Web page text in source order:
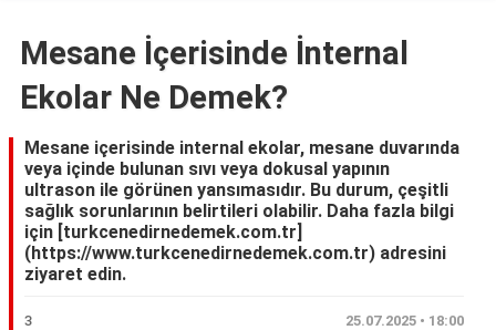
Mesane İçerisinde İnternal
Ekolar Ne Demek?
Mesane içerisinde internal ekolar, mesane duvarında
veya içinde bulunan sıvı veya dokusal yapının
ultrason ile görünen yansımasıdır. Bu durum, çeşitli
sağlık sorunlarının belirtileri olabilir. Daha fazla bilgi
için [turkcenedirnedemek.com.tr]
(https://www.turkcenedirnedemek.com.tr) adresini
ziyaret edin.
3 25.07.2025 • 18:00